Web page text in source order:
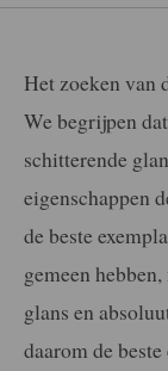
Het zoeken van
We begrijpen
schitterende
eigenschappen
de beste
gemeen
glans en
daarom de